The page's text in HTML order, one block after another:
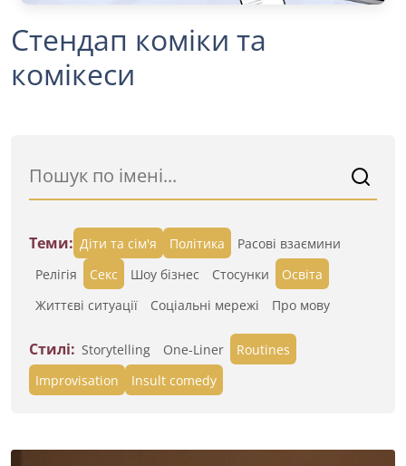
Стендап коміки та
комікеси
Теми: Діти та сім'я Політика
Расові взаємини
Релігія
Секс Шоу бізнес Стосунки
Освіта
Життєві ситуації
Cоціальні мережі Про мову
Стилі: Storytelling One-Liner
Routines
Improvisation
Insult comedy